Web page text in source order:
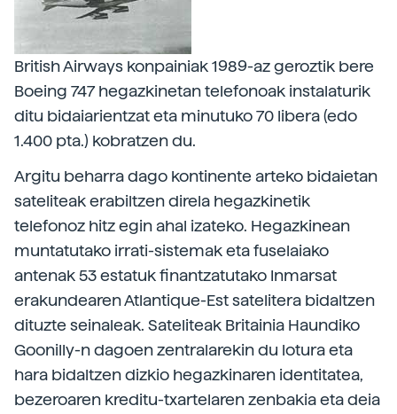
British Airways konpainiak 1989-az geroztik bere
Boeing 747 hegazkinetan telefonoak instalaturik
ditu bidaiarientzat eta minutuko 70 libera (edo
1.400 pta.) kobratzen du.
Argitu beharra dago kontinente arteko bidaietan
sateliteak erabiltzen direla hegazkinetik
telefonoz hitz egin ahal izateko. Hegazkinean
muntatutako irrati-sistemak eta fuselaiako
antenak 53 estatuk finantzatutako Inmarsat
erakundearen Atlantique-Est satelitera bidaltzen
dituzte seinaleak. Sateliteak Britainia Haundiko
Goonilly-n dagoen zentralarekin du lotura eta
hara bidaltzen dizkio hegazkinaren identitatea,
bezeroaren kreditu-txartelaren zenbakia eta deia